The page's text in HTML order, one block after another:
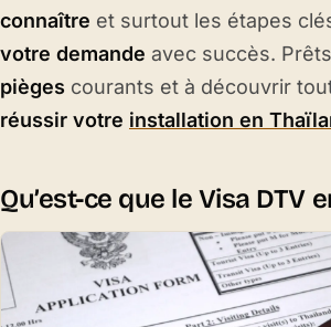
connaître et surtout les étapes
votre demande avec succès. Prêts
pièges courants et à découvrir
réussir votre installation en
Qu’est-ce que le Visa DTV